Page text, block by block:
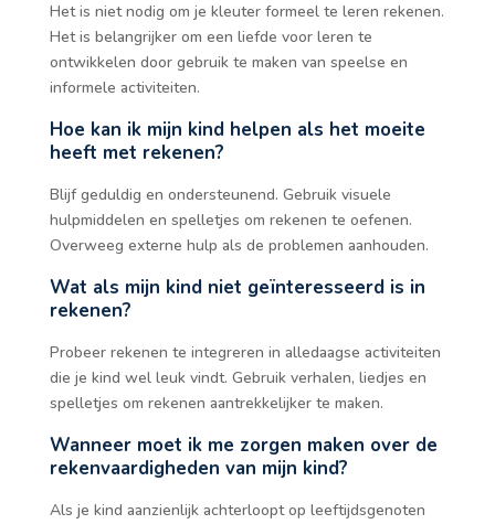
Het is niet nodig om je kleuter formeel te leren rekenen.
Het is belangrijker om een liefde voor leren te
ontwikkelen door gebruik te maken van speelse en
informele activiteiten.
Hoe kan ik mijn kind helpen als het moeite
heeft met rekenen?
Blijf geduldig en ondersteunend. Gebruik visuele
hulpmiddelen en spelletjes om rekenen te oefenen.
Overweeg externe hulp als de problemen aanhouden.
Wat als mijn kind niet geïnteresseerd is in
rekenen?
Probeer rekenen te integreren in alledaagse activiteiten
die je kind wel leuk vindt. Gebruik verhalen, liedjes en
spelletjes om rekenen aantrekkelijker te maken.
Wanneer moet ik me zorgen maken over de
rekenvaardigheden van mijn kind?
Als je kind aanzienlijk achterloopt op leeftijdsgenoten